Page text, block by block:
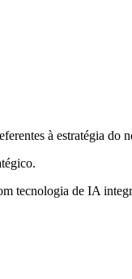
à estratégia do
tecnologia de IA